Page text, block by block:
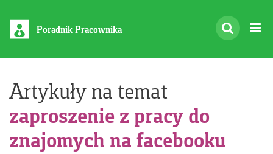
Poradnik Pracownika
Artykuły na temat
zaproszenie z pracy do
znajomych na facebooku